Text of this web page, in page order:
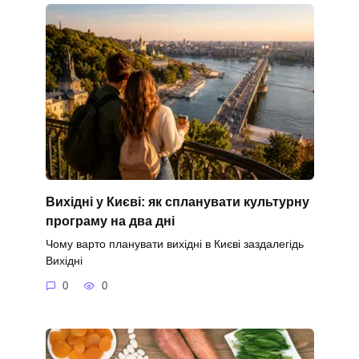
Вихідні у Києві: як спланувати культурну
програму на два дні
Чому варто планувати вихідні в Києві заздалегідь
Вихідні
0 0